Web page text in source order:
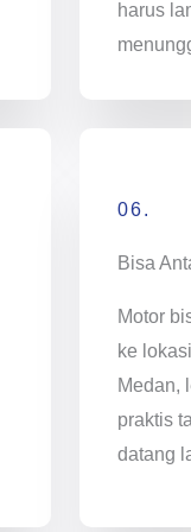
harus
06.
Bisa
Motor
ke
Medan,
praktis
datang